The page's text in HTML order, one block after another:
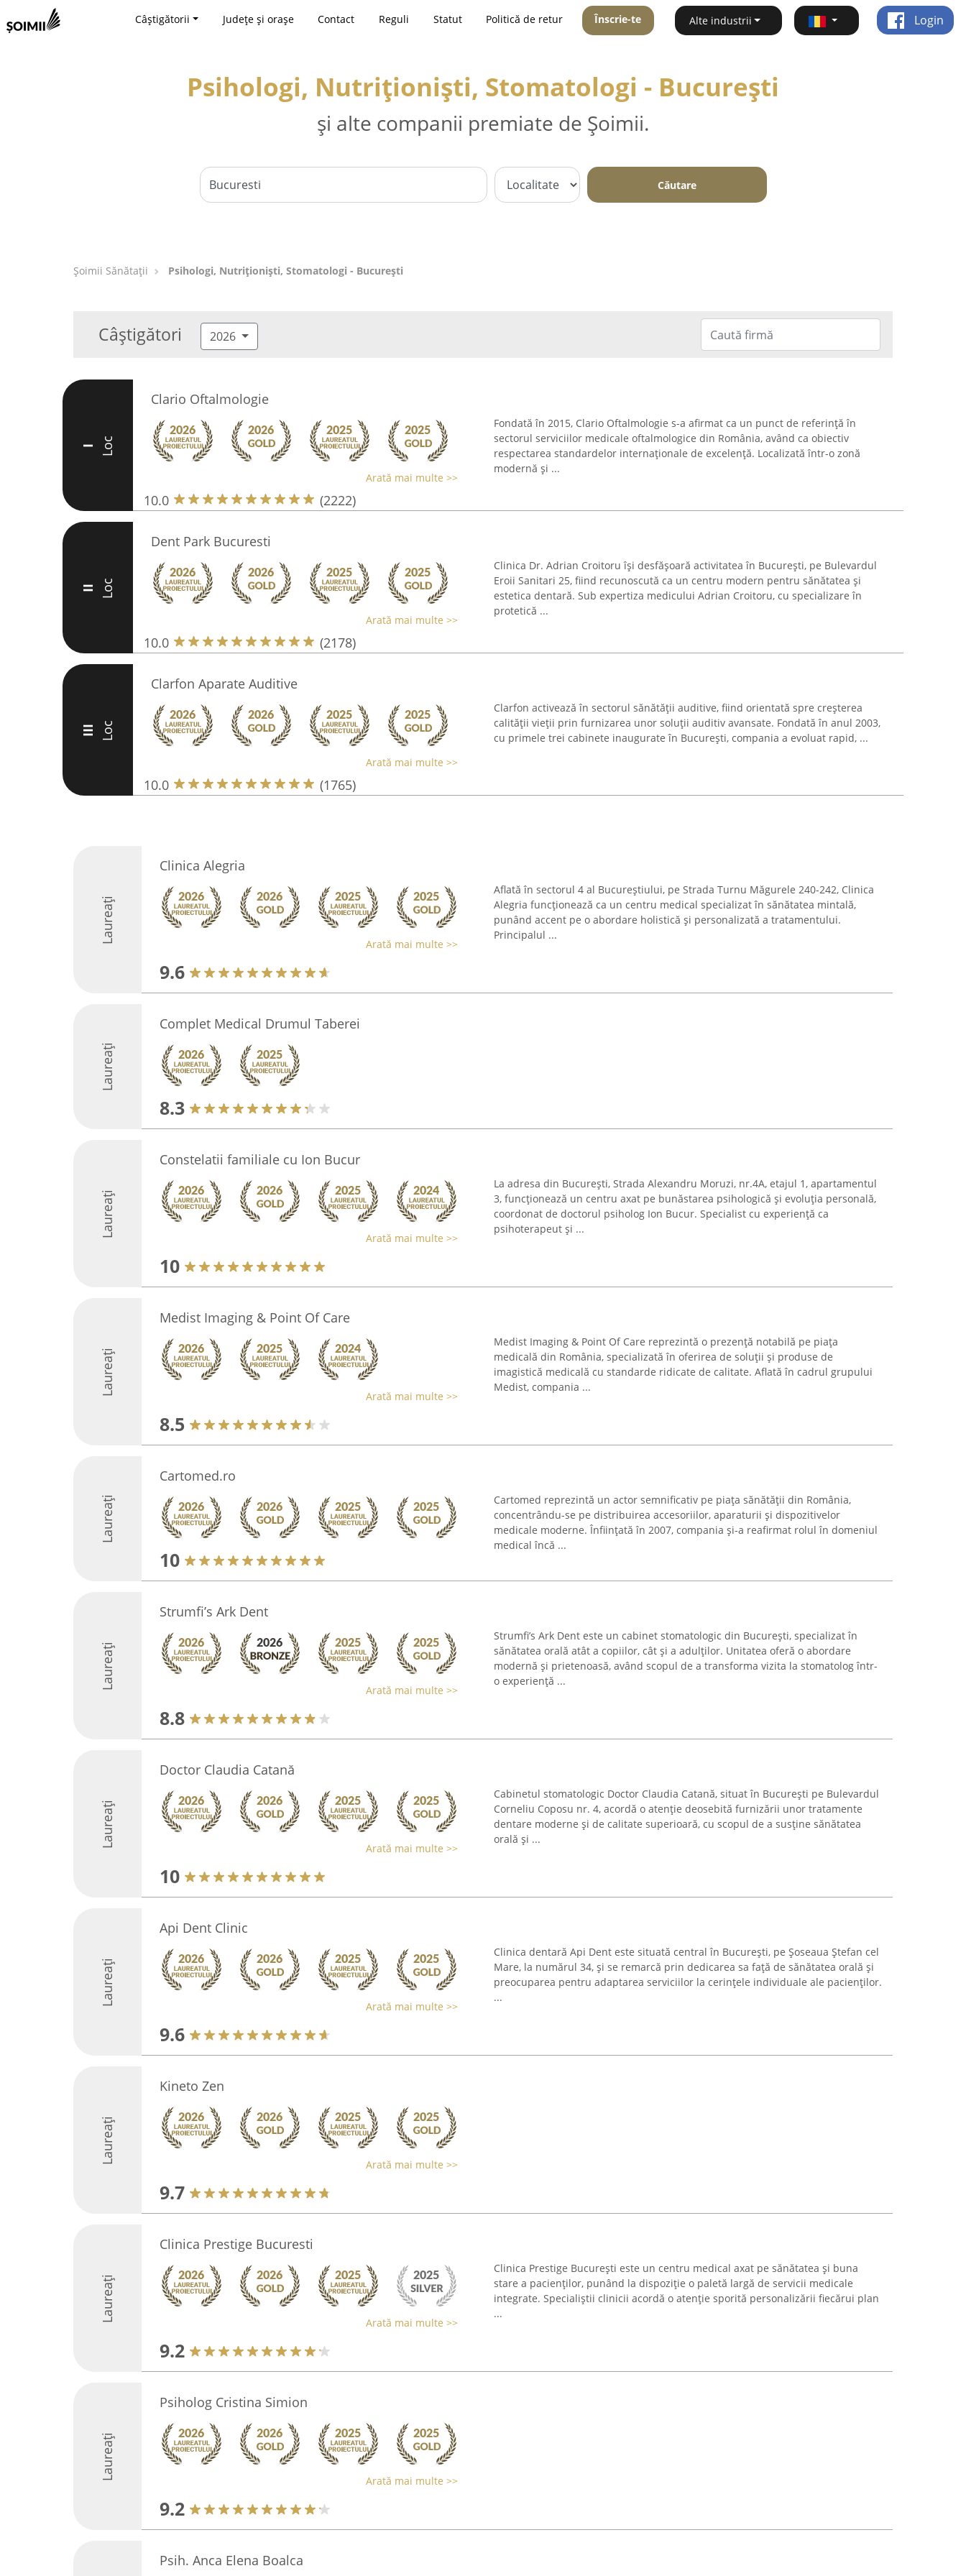
Câștigătorii Județe și orașe Contact Reguli Statut Politică de retur Înscrie-te Alte industrii Login
Psihologi, Nutriționiști, Stomatologi - Bucureşti
și alte companii premiate de Șoimii.
Căutare
Şoimii Sănătații Psihologi, Nutriționiști, Stomatologi - Bucureşti
Câștigători 2026
I Loc
Clario Oftalmologie
Arată mai multe >>
10.0 (2222)
Fondată în 2015, Clario Oftalmologie s-a afirmat ca un punct de referință în
sectorul serviciilor medicale oftalmologice din România, având ca obiectiv
respectarea standardelor internaționale de excelență. Localizată într-o zonă
modernă și ...
II Loc
Dent Park Bucuresti
Arată mai multe >>
10.0 (2178)
Clinica Dr. Adrian Croitoru își desfășoară activitatea în București, pe Bulevardul
Eroii Sanitari 25, fiind recunoscută ca un centru modern pentru sănătatea și
estetica dentară. Sub expertiza medicului Adrian Croitoru, cu specializare în
protetică ...
III Loc
Clarfon Aparate Auditive
Arată mai multe >>
10.0 (1765)
Clarfon activează în sectorul sănătății auditive, fiind orientată spre creșterea
calității vieții prin furnizarea unor soluții auditiv avansate. Fondată în anul 2003,
cu primele trei cabinete inaugurate în București, compania a evoluat rapid, ...
Laureați
Clinica Alegria
Arată mai multe >>
9.6
Aflată în sectorul 4 al Bucureștiului, pe Strada Turnu Măgurele 240-242, Clinica
Alegria funcționează ca un centru medical specializat în sănătatea mintală,
punând accent pe o abordare holistică și personalizată a tratamentului.
Principalul ...
Laureați
Complet Medical Drumul Taberei
8.3
Laureați
Constelatii familiale cu Ion Bucur
Arată mai multe >>
10
La adresa din București, Strada Alexandru Moruzi, nr.4A, etajul 1, apartamentul
3, funcționează un centru axat pe bunăstarea psihologică și evoluția personală,
coordonat de doctorul psiholog Ion Bucur. Specialist cu experiență ca
psihoterapeut și ...
Laureați
Medist Imaging & Point Of Care
Arată mai multe >>
8.5
Medist Imaging & Point Of Care reprezintă o prezență notabilă pe piața
medicală din România, specializată în oferirea de soluții și produse de
imagistică medicală cu standarde ridicate de calitate. Aflată în cadrul grupului
Medist, compania ...
Laureați
Cartomed.ro
10
Cartomed reprezintă un actor semnificativ pe piața sănătății din România,
concentrându-se pe distribuirea accesoriilor, aparaturii și dispozitivelor
medicale moderne. Înființată în 2007, compania și-a reafirmat rolul în domeniul
medical încă ...
Laureați
Strumfi’s Ark Dent
Arată mai multe >>
8.8
Strumfi’s Ark Dent este un cabinet stomatologic din București, specializat în
sănătatea orală atât a copiilor, cât și a adulților. Unitatea oferă o abordare
modernă și prietenoasă, având scopul de a transforma vizita la stomatolog într-
o experiență ...
Laureați
Doctor Claudia Catană
Arată mai multe >>
10
Cabinetul stomatologic Doctor Claudia Catană, situat în București pe Bulevardul
Corneliu Coposu nr. 4, acordă o atenție deosebită furnizării unor tratamente
dentare moderne și de calitate superioară, cu scopul de a susține sănătatea
orală și ...
Laureați
Api Dent Clinic
Arată mai multe >>
9.6
Clinica dentară Api Dent este situată central în București, pe Șoseaua Ștefan cel
Mare, la numărul 34, și se remarcă prin dedicarea sa față de sănătatea orală și
preocuparea pentru adaptarea serviciilor la cerințele individuale ale pacienților.
...
Laureați
Kineto Zen
Arată mai multe >>
9.7
Laureați
Clinica Prestige Bucuresti
Arată mai multe >>
9.2
Clinica Prestige București este un centru medical axat pe sănătatea și buna
stare a pacienților, punând la dispoziție o paletă largă de servicii medicale
integrate. Specialiștii clinicii acordă o atenție sporită personalizării fiecărui plan
...
Laureați
Psiholog Cristina Simion
Arată mai multe >>
9.2
Psih. Anca Elena Boalca